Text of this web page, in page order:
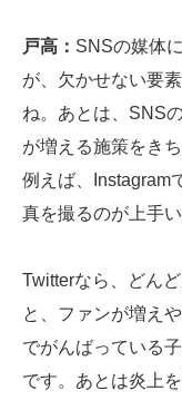
戸高： SNSの媒体
が、欠かせない要
ね。あとは、SNS
が増える施策をき
例えば、Instagram
真を撮るのが上手
Twitterなら、どん
と、ファンが増え
でがんばっている
です。あとは炎上